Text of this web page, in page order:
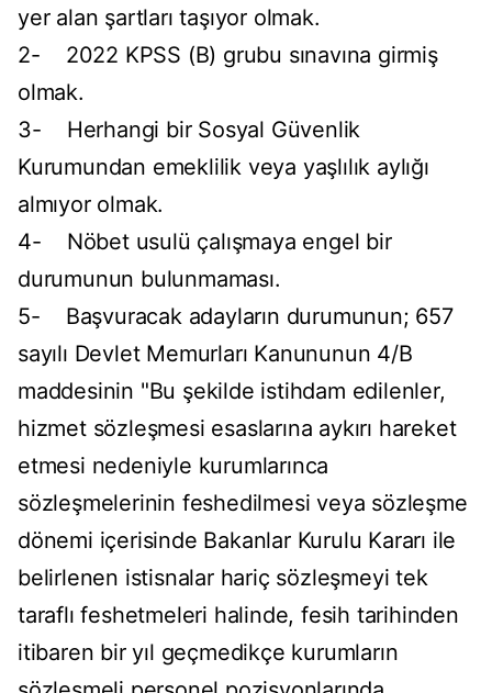
yer alan şartları taşıyor olmak.
2- 2022 KPSS (B) grubu sınavına girmiş
olmak.
3- Herhangi bir Sosyal Güvenlik
Kurumundan emeklilik veya yaşlılık aylığı
almıyor olmak.
4- Nöbet usulü çalışmaya engel bir
durumunun bulunmaması.
5- Başvuracak adayların durumunun; 657
sayılı Devlet Memurları Kanununun 4/B
maddesinin "Bu şekilde istihdam edilenler,
hizmet sözleşmesi esaslarına aykırı hareket
etmesi nedeniyle kurumlarınca
sözleşmelerinin feshedilmesi veya sözleşme
dönemi içerisinde Bakanlar Kurulu Kararı ile
belirlenen istisnalar hariç sözleşmeyi tek
taraflı feshetmeleri halinde, fesih tarihinden
itibaren bir yıl geçmedikçe kurumların